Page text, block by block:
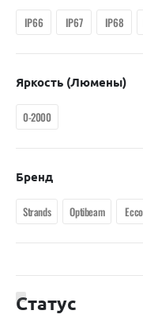
IP66 IP67 IP68
Яркость (люмены)
0-2000
Бренд
Strands Optibeam Ecco
Статус